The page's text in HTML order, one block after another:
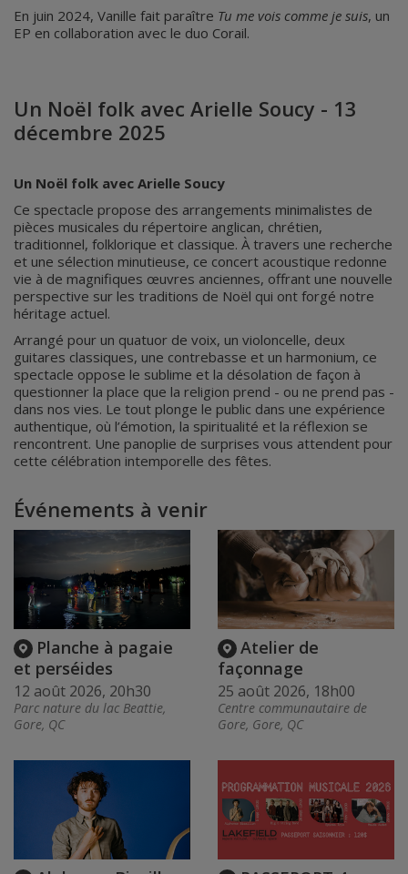
En juin 2024, Vanille fait paraître Tu me vois comme je suis, un
EP en collaboration avec le duo Corail.
Un Noël folk avec Arielle Soucy - 13
décembre 2025
Un Noël folk avec Arielle Soucy
Ce spectacle propose des arrangements minimalistes de
pièces musicales du répertoire anglican, chrétien,
traditionnel, folklorique et classique. À travers une recherche
et une sélection minutieuse, ce concert acoustique redonne
vie à de magnifiques œuvres anciennes, offrant une nouvelle
perspective sur les traditions de Noël qui ont forgé notre
héritage actuel.
Arrangé pour un quatuor de voix, un violoncelle, deux
guitares classiques, une contrebasse et un harmonium, ce
spectacle oppose le sublime et la désolation de façon à
questionner la place que la religion prend - ou ne prend pas -
dans nos vies. Le tout plonge le public dans une expérience
authentique, où l’émotion, la spiritualité et la réflexion se
rencontrent. Une panoplie de surprises vous attendent pour
cette célébration intemporelle des fêtes.
Événements à venir
Planche à pagaie
et perséides
12 août 2026, 20h30
Parc nature du lac Beattie,
Gore, QC
Atelier de
façonnage
25 août 2026, 18h00
Centre communautaire de
Gore, Gore, QC